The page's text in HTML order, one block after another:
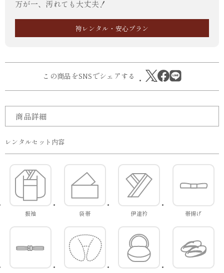
万が一、汚れても大丈夫！
袴レンタル・安心プラン
この商品をSNSでシェアする
商品詳細
レンタルセット内容
振袖 袋帯 伊達衿 帯揚げ